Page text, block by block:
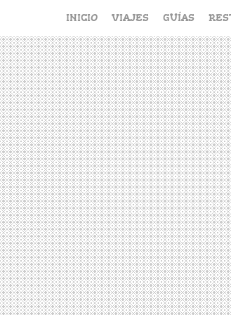
contenido
INICIO VIAJES GUÍAS